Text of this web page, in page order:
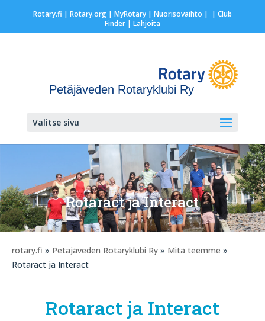
Rotary.fi | Rotary.org| MyRotary | Nuorisovaihto | | Club
Finder| Lahjoita
Petäjäveden Rotaryklubi Ry
Valitse sivu
Rotaract ja Interact
rotary.fi » Petäjäveden Rotaryklubi Ry » Mitä teemme »
Rotaract ja Interact
Rotaract ja Interact